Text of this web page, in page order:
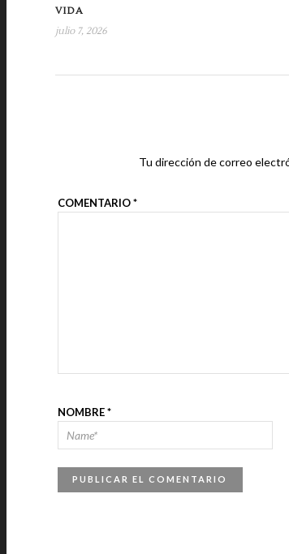
VIDA
julio 7, 2026
Tu dirección de correo
COMENTARIO*
NOMBRE*